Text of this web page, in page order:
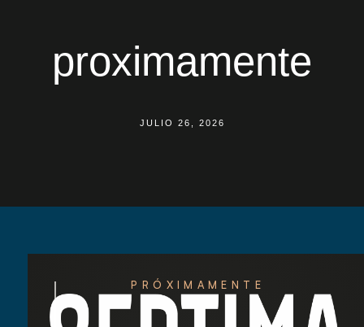
proximamente
JULIO 26, 2026
PRÓXIMAMENTE